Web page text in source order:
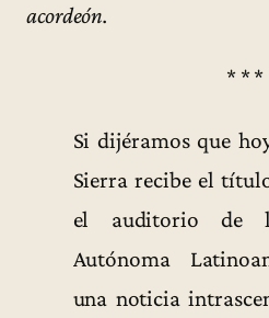
acordeón.
* * *
Si dijéramos que
Sierra recibe el
el auditorio de
Autónoma
una noticia